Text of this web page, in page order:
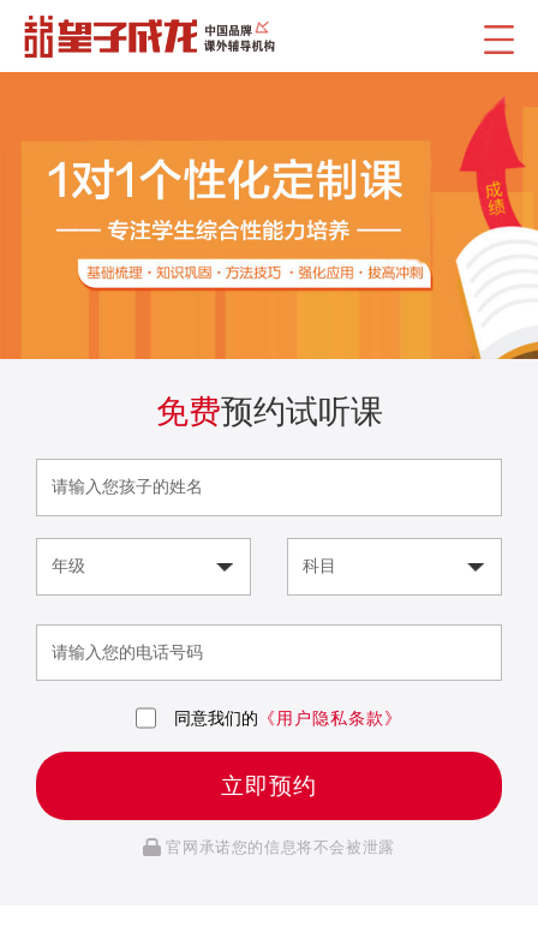
免费预约试听课
同意我们的 《用户隐私条款》
立即预约
官网承诺您的信息将不会被泄露